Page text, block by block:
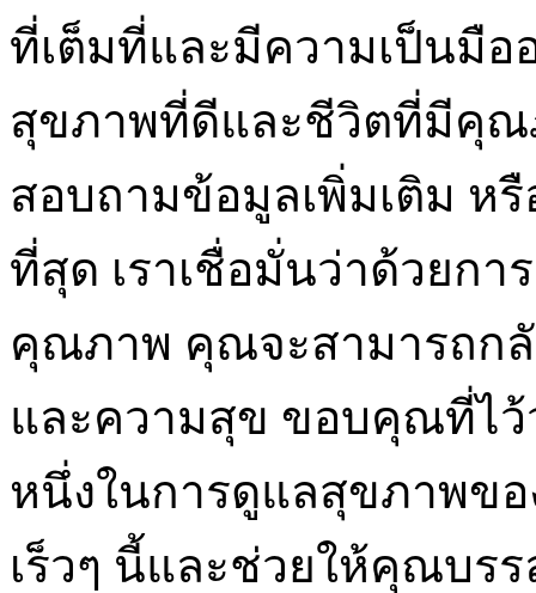
ที่เต็มที่และมีความเป็นมื
สุขภาพที่ดีและชีวิตที่มีคุณ
สอบถามข้อมูลเพิ่มเติม ห
ที่สุด เราเชื่อมั่นว่าด้วยก
คุณภาพ คุณจะสามารถก
และความสุข ขอบคุณที่ไว้
หนึ่งในการดูแลสุขภาพข
เร็วๆ นี้และช่วยให้คุณบร